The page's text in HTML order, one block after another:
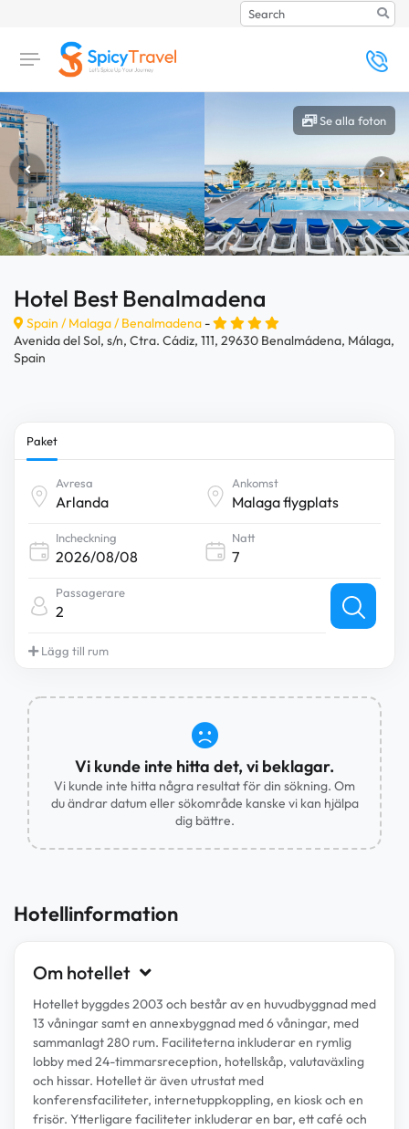
Search
Se alla foton
Hotel Best Benalmadena
Spain / Malaga/ Benalmadena -
Avenida del Sol, s/n, Ctra. Cádiz, 111, 29630 Benalmádena, Málaga,
Spain
Paket
Avresa Ankomst
Incheckning Natt
Passagerare
2
Lägg till rum
Vi kunde inte hitta det, vi beklagar.
Vi kunde inte hitta några resultat för din sökning. Om
du ändrar datum eller sökområde kanske vi kan hjälpa
dig bättre.
Hotellinformation
Om hotellet
Hotellet byggdes 2003 och består av en huvudbyggnad med
13 våningar samt en annexbyggnad med 6 våningar, med
sammanlagt 280 rum. Faciliteterna inkluderar en rymlig
lobby med 24-timmarsreception, hotellskåp, valutaväxling
och hissar. Hotellet är även utrustat med
konferensfaciliteter, internetuppkoppling, en kiosk och en
frisör. Ytterligare faciliteter inkluderar en bar, ett café och